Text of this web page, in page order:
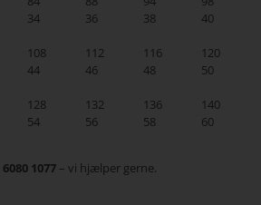
34 36 38 40
108 112 116
120
44 46 48 50
128 132 136
140
54 56 58 60
6080 1077 – vi hjælper gerne.